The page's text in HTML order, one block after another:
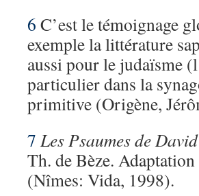
6 C’est le témoignage
exemple la littérature
aussi pour le judaïsme
particulier dans la
primitive (Origène,
7 Les Psaumes de
Th. de Bèze.
(Nîmes: Vida, 1998).